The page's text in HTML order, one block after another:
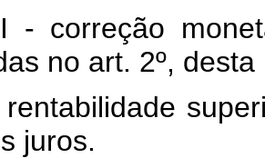
no art. 2º, desta
juros.